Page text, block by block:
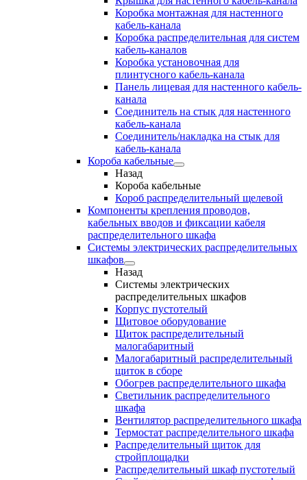
Коробка монтажная для настенного
кабель-канала
Коробка распределительная для систем
кабель-каналов
Коробка установочная для
плинтусного кабель-канала
Панель лицевая для настенного кабель-
канала
Соединитель на стык для настенного
кабель-канала
Соединитель/накладка на стык для
кабель-канала
Короба кабельные
Назад
Короба кабельные
Короб распределительный щелевой
Компоненты крепления проводов,
кабельных вводов и фиксации кабеля
распределительного шкафа
Системы электрических распределительных
шкафов
Назад
Системы электрических
распределительных шкафов
Корпус пустотелый
Щитовое оборудование
Щиток распределительный
малогабаритный
Малогабаритный распределительный
щиток в сборе
Обогрев распределительного шкафа
Светильник распределительного
шкафа
Вентилятор распределительного шкафа
Термостат распределительного шкафа
Распределительный щиток для
стройплощадки
Распределительный шкаф пустотелый